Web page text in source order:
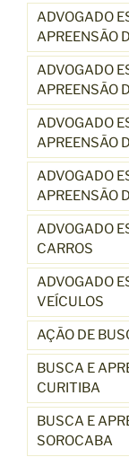
ADVOGADO
APREENSÃO
ADVOGADO
APREENSÃO
ADVOGADO
APREENSÃO
ADVOGADO
APREENSÃO
ADVOGADO
CARROS
ADVOGADO
VEÍCULOS
AÇÃO DE
BUSCA E
CURITIBA
BUSCA E
SOROCABA